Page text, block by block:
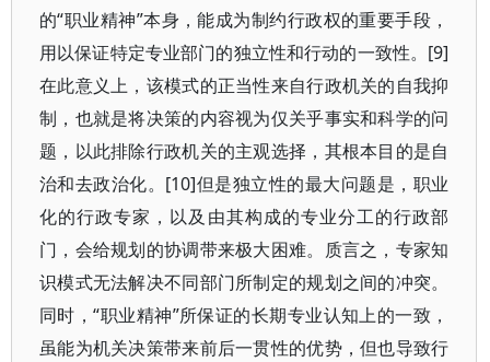
的“职业精神”本身，能成为制约行政权的重要手段，
用以保证特定专业部门的独立性和行动的一致性。[9]
在此意义上，该模式的正当性来自行政机关的自我抑
制，也就是将决策的内容视为仅关乎事实和科学的问
题，以此排除行政机关的主观选择，其根本目的是自
治和去政治化。[10]但是独立性的最大问题是，职业
化的行政专家，以及由其构成的专业分工的行政部
门，会给规划的协调带来极大困难。质言之，专家知
识模式无法解决不同部门所制定的规划之间的冲突。
同时，“职业精神”所保证的长期专业认知上的一致，
虽能为机关决策带来前后一贯性的优势，但也导致行